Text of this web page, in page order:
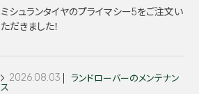
ミシュランタイヤのプライマシー5をご注文い
ただきました！
2026.08.03
ランドローバーのメンテナン
ス